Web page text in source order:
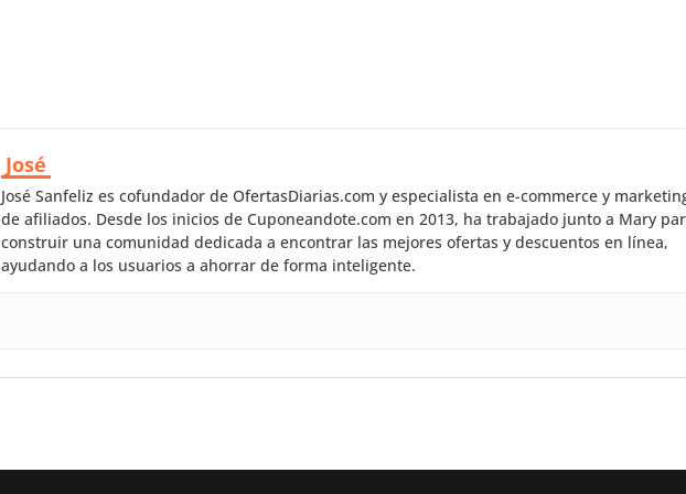
José
José Sanfeliz es cofundador de OfertasDiarias.com y especialista en e-commerce y
de afiliados. Desde los inicios de Cuponeandote.com en 2013, ha trabajado junto a Mary
construir una comunidad dedicada a encontrar las mejores ofertas y descuentos en línea,
ayudando a los usuarios a ahorrar de forma inteligente.